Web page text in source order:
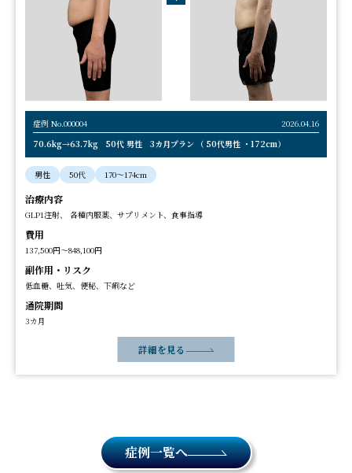
症例 No.000004
2026.04.16
70.6kg→63.7kg 50代 男性 3カ月プラン （ 50代男性 ・172cm）
男性 50代 170〜174cm
治療内容
GLP1注射、 各種内服薬、サプリメント、食事指導
費用
137,500円～848,100円
副作用・リスク
低血糖、吐気、便秘、下痢など
通院期間
3カ月
詳細を見る
症例一覧へ